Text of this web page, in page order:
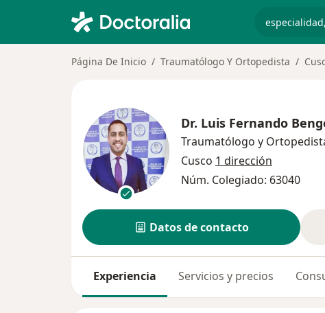
Página De Inicio Traumatólogo Y Ortopedista
Dr. Luis Fernando
Traumatólogo y
Cusco 1 dirección
Núm. Colegiado: 63040
Datos de contacto
Experiencia Servicios y precios